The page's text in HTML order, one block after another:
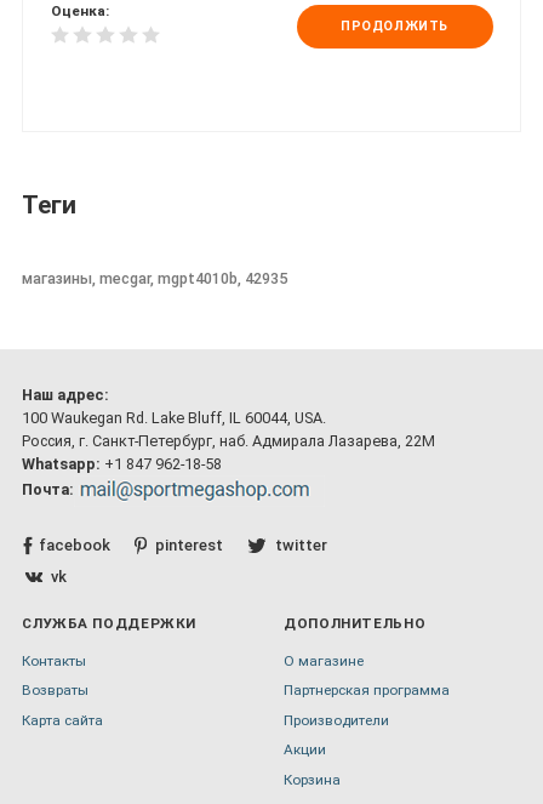
Оценка:
ПРОДОЛЖИТЬ
Теги
магазины, mecgar, mgpt4010b, 42935
Наш адрес:
100 Waukegan Rd. Lake Bluff, IL 60044, USA.
Россия, г. Санкт-Петербург, наб. Адмирала Лазарева, 22М
Whatsapp: +1 847 962-18-58
Почта:
facebook pinterest
twitter
vk
СЛУЖБА ПОДДЕРЖКИ
Контакты
Возвраты
Карта сайта
ДОПОЛНИТЕЛЬНО
О магазине
Партнерская программа
Производители
Акции
Корзина